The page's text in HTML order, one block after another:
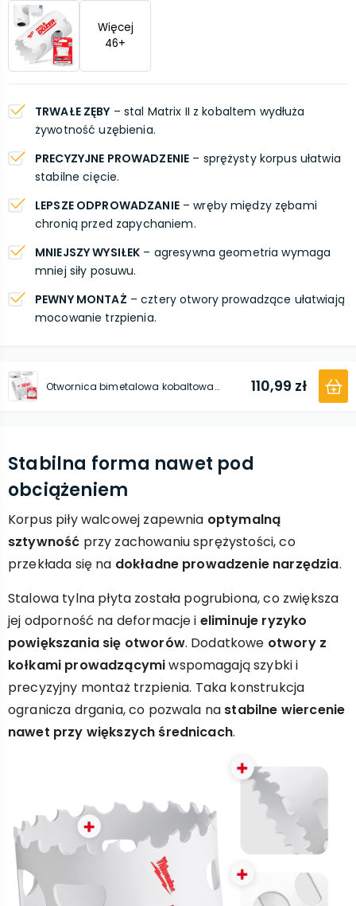
Więcej
46+
TRWAŁE ZĘBY – stal Matrix II z kobaltem wydłuża
żywotność uzębienia.
PRECYZYJNE PROWADZENIE – sprężysty korpus ułatwia
stabilne cięcie.
LEPSZE ODPROWADZANIE– wręby między zębami
chronią przed zapychaniem.
MNIEJSZY WYSIŁEK – agresywna geometria wymaga
mniej siły posuwu.
PEWNY MONTAŻ – cztery otwory prowadzące ułatwiają
mocowanie trzpienia.
Otwornica bimetalowa kobaltowa HOLE DOZER™ 86 mm 110,99 zł
Stabilna forma nawet pod
obciążeniem
Korpus piły walcowej zapewnia optymalną
sztywność przy zachowaniu sprężystości, co
przekłada się na dokładne prowadzenie narzędzia.
Stalowa tylna płyta została pogrubiona, co zwiększa
jej odporność na deformacje i eliminuje ryzyko
powiększania się otworów. Dodatkowe otwory z
kołkami prowadzącymiwspomagają szybki i
precyzyjny montaż trzpienia. Taka konstrukcja
ogranicza drgania, co pozwala na stabilne wiercenie
nawet przy większych średnicach.